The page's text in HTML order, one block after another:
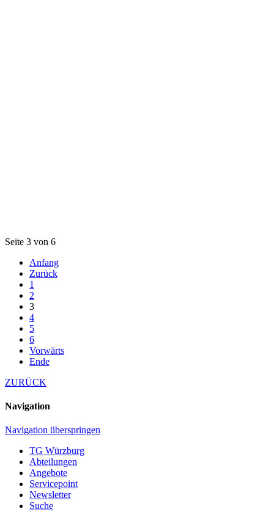
Seite 3 von 6
Anfang
Zurück
1
2
3
4
5
6
Vorwärts
Ende
ZURÜCK
Navigation
Navigation überspringen
TG Würzburg
Abteilungen
Angebote
Servicepoint
Newsletter
Suche